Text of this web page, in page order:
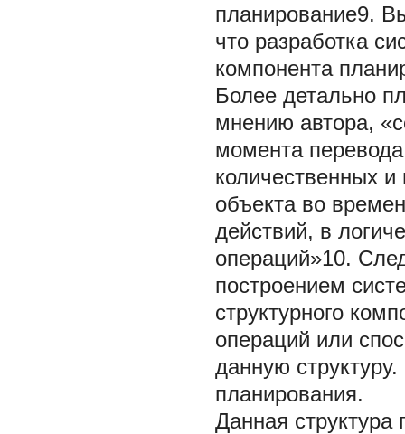
планирование9.
что разработка
компонента
Более детально
мнению автора,
момента
количественных
объекта во
действий, в
операций»10.
построением
структурного
операций или
данную
планирования.
Данная структура